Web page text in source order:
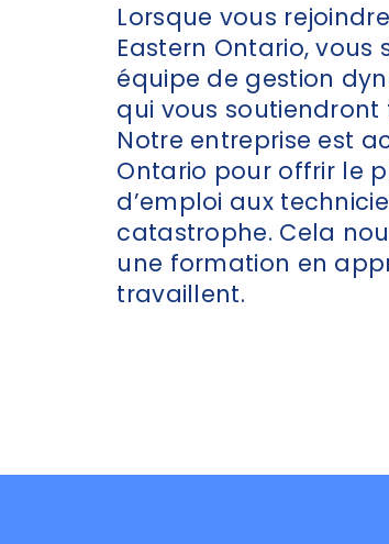
Lorsque vous
Eastern Ontario,
équipe de gestion
qui vous
Notre entreprise est
Ontario pour offrir le
d’emploi aux
catastrophe. Cela
une formation en
travaillent.